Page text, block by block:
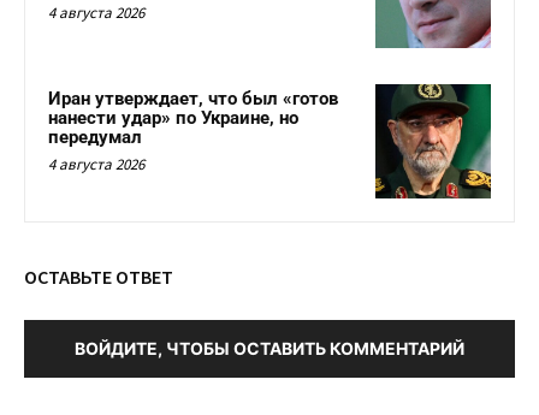
4 августа 2026
Иран утверждает, что был «готов
нанести удар» по Украине, но
передумал
4 августа 2026
ОСТАВЬТЕ ОТВЕТ
ВОЙДИТЕ, ЧТОБЫ ОСТАВИТЬ КОММЕНТАРИЙ